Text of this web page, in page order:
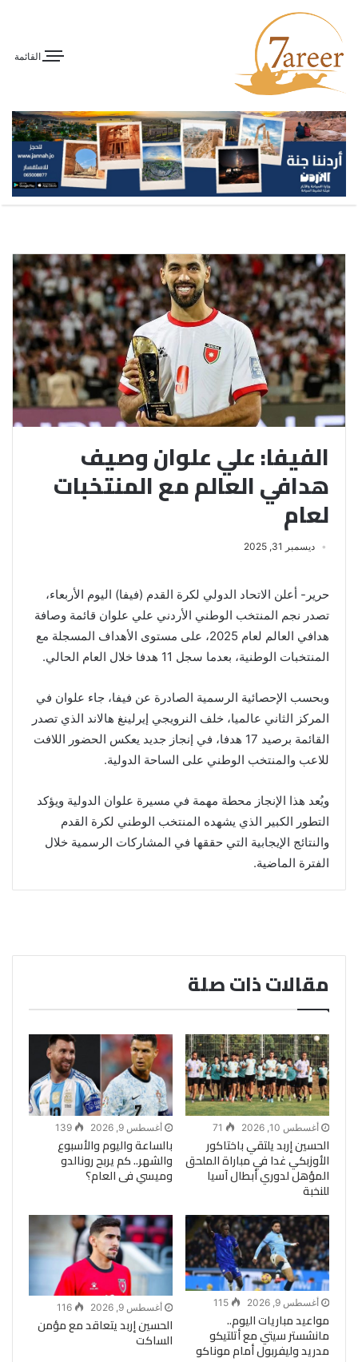
القائمة
الفيفا: علي علوان وصيف
هدافي العالم مع المنتخبات
لعام
ديسمبر 31, 2025
حرير- أعلن الاتحاد الدولي لكرة القدم (فيفا) اليوم الأربعاء،
تصدر نجم المنتخب الوطني الأردني علي علوان قائمة وصافة
هدافي العالم لعام 2025، على مستوى الأهداف المسجلة مع
المنتخبات الوطنية، بعدما سجل 11 هدفا خلال العام الحالي.
وبحسب الإحصائية الرسمية الصادرة عن فيفا، جاء علوان في
المركز الثاني عالميا، خلف النرويجي إيرلينغ هالاند الذي تصدر
القائمة برصيد 17 هدفا، في إنجاز جديد يعكس الحضور اللافت
للاعب والمنتخب الوطني على الساحة الدولية.
ويُعد هذا الإنجاز محطة مهمة في مسيرة علوان الدولية ويؤكد
التطور الكبير الذي يشهده المنتخب الوطني لكرة القدم
والنتائج الإيجابية التي حققها في المشاركات الرسمية خلال
الفترة الماضية.
مقالات ذات صلة
أغسطس 10, 2026 71
الحسين إربد يلتقي باختاكور
الأوزبكي غدا في مباراة الملحق
المؤهل لدوري أبطال آسيا
للنخبة
أغسطس 9, 2026 139
بالساعة واليوم والأسبوع
والشهر.. كم يربح رونالدو
وميسي فى العام؟
أغسطس 9, 2026 115
مواعيد مباريات اليوم..
مانشستر سيتي مع أتلتيكو
مدريد وليفربول أمام موناكو
أغسطس 9, 2026 116
الحسين إربد يتعاقد مع مؤمن
الساكت